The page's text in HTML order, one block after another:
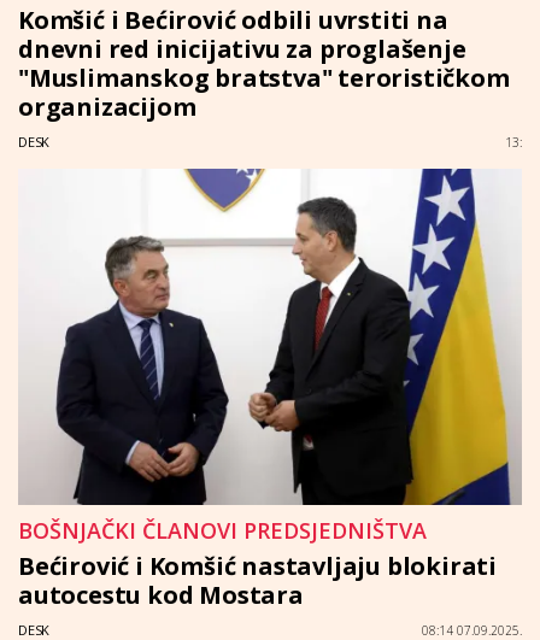
Komšić i Bećirović odbili uvrstiti na
dnevni red inicijativu za proglašenje
"Muslimanskog bratstva" terorističkom
organizacijom
DESK 13:
BOŠNJAČKI ČLANOVI PREDSJEDNIŠTVA
Bećirović i Komšić nastavljaju blokirati
autocestu kod Mostara
DESK 08:14 07.09.2025.